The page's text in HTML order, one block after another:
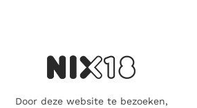
Door deze website te bezoeken,